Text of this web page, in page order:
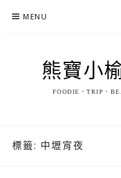
MENU
熊寶小
FOODIE．TRIP．
標籤: 中壢宵夜